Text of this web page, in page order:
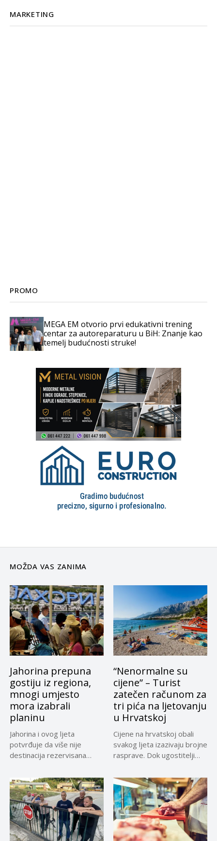
MARKETING
PROMO
MEGA EM otvorio prvi edukativni trening
centar za autoreparaturu u BiH: Znanje kao
temelj budućnosti struke!
MOŽDA VAS ZANIMA
Jahorina prepuna
gostiju iz regiona,
mnogi umjesto
mora izabrali
planinu
Jahorina i ovog ljeta
potvrđuje da više nije
destinacija rezervisana
“Nenormalne su
cijene” – Turist
zatečen računom za
tri pića na ljetovanju
u Hrvatskoj
Cijene na hrvatskoj obali
svakog ljeta izazivaju brojne
rasprave. Dok ugostitelji